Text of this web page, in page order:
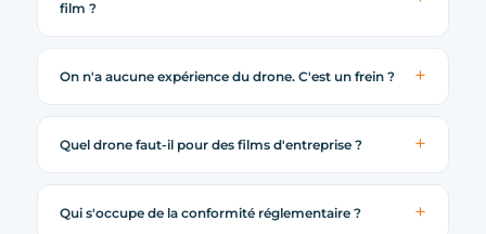
film ?
On n'a aucune expérience du drone. C'est un frein ?
Quel drone faut-il pour des films d'entreprise ?
Qui s'occupe de la conformité réglementaire ?